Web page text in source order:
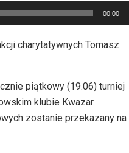
00:00
charytatywnych Tomasz
piątkowy (19.06) turniej
klubie Kwazar.
zostanie przekazany na